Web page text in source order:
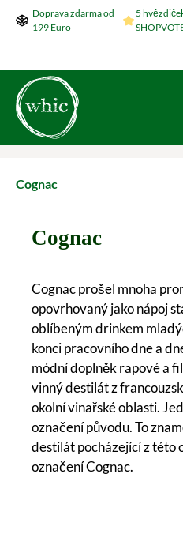
Přeskočit na hlavní obsah
Doprava zdarma od
199 Euro
5
Cognac
Cognac
Cognac prošel mnoha
opovrhovaný jako nápoj
oblíbeným drinkem
konci pracovního dne a
módní doplněk rapové a
vinný destilát z
okolní vinařské oblasti.
označení původu. To
destilát pocházející z této
označení Cognac.